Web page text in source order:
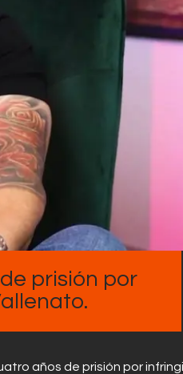
prisión por
años de prisión por